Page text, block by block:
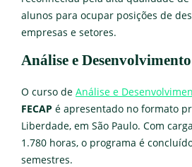
alunos para ocupar posições de
empresas e setores.
Análise e
O curso de Análise e
FECAP é apresentado no formato
Liberdade, em São Paulo. Com
1.780 horas, o programa é
semestres.